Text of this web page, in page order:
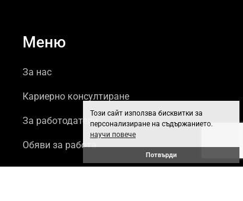
Този сайт използва бисквитки за
персонализиране на съдържанието.
научи повече
Потвърди
Меню
За нас
Кариерно консултиране
За работодатели
Обяви за работа